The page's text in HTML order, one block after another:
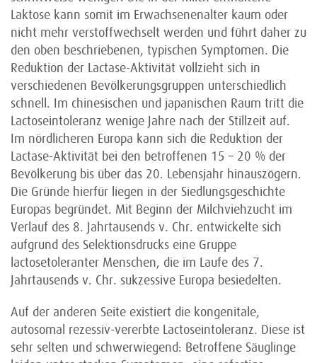
Laktose kann somit im Erwachsenenalter kaum oder
nicht mehr verstoffwechselt werden und führt daher zu
den oben beschriebenen, typischen Symptomen. Die
Reduktion der Lactase-Aktivität vollzieht sich in
verschiedenen Bevölkerungsgruppen unterschiedlich
schnell. Im chinesischen und japanischen Raum tritt die
Lactoseintoleranz wenige Jahre nach der Stillzeit auf.
Im nördlicheren Europa kann sich die Reduktion der
Lactase-Aktivität bei den betroffenen 15 – 20 % der
Bevölkerung bis über das 20. Lebensjahr hinauszögern.
Die Gründe hierfür liegen in der Siedlungsgeschichte
Europas begründet. Mit Beginn der Milchviehzucht im
Verlauf des 8. Jahrtausends v. Chr. entwickelte sich
aufgrund des Selektionsdrucks eine Gruppe
lactosetoleranter Menschen, die im Laufe des 7.
Jahrtausends v. Chr. sukzessive Europa besiedelten.
Auf der anderen Seite existiert die kongenitale,
autosomal rezessiv-vererbte Lactoseintoleranz. Diese ist
sehr selten und schwerwiegend: Betroffene Säuglinge